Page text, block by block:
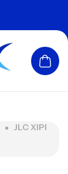
JLC XIPI